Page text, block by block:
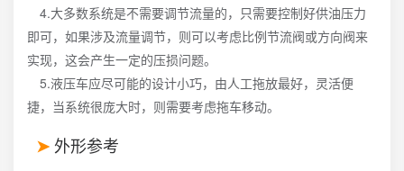
4.大多数系统是不需要调节流量的，只需要控制好供油压力
即可，如果涉及流量调节，则可以考虑比例节流阀或方向阀来
实现，这会产生一定的压损问题。
5.液压车应尽可能的设计小巧，由人工拖放最好，灵活便
捷，当系统很庞大时，则需要考虑拖车移动。
外形参考